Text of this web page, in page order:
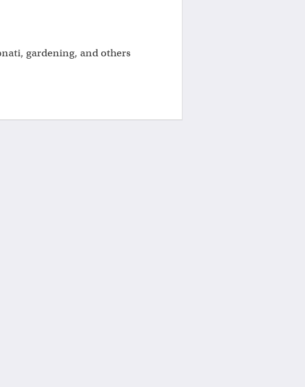
gardening, and others